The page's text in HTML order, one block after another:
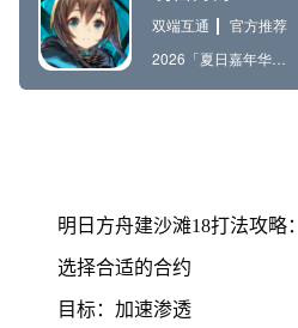
明日方舟建沙滩18打法攻略：
选择合适的合约
目标：加速渗透